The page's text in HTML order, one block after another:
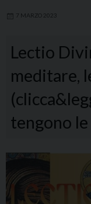
7 MARZO 2023
Lectio
meditare,
tengono